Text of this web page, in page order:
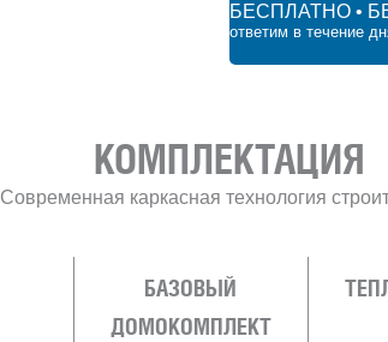
БЕСПЛАТНО •
ответим в течение
КОМПЛЕКТАЦИЯ
Современная каркасная технология
БАЗОВЫЙ
ДОМОКОМПЛЕКТ